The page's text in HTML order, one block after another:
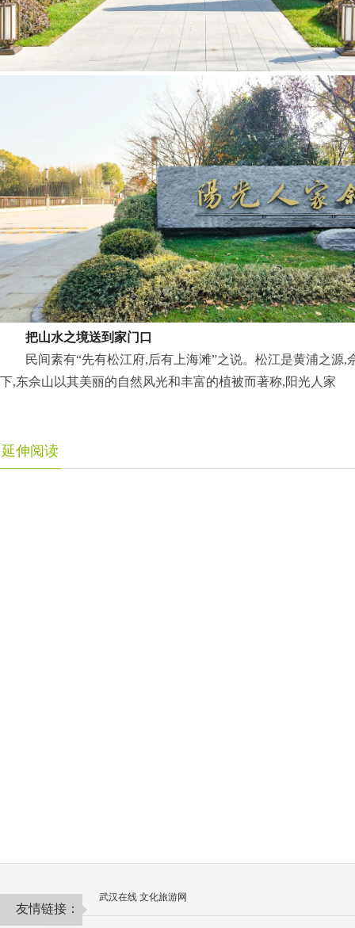
把山水之境送到家门口
民间素有“先有松江府,后有上海滩”之说。松江是黄浦之源
下,东佘山以其美丽的自然风光和丰富的植被而著称,阳光人家
延伸阅读
友情链接：
武汉在线 文化旅游网